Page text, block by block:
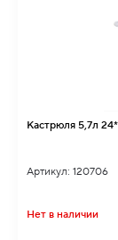
Кастрюля 5,7л
Артикул: 120706
Нет в наличии